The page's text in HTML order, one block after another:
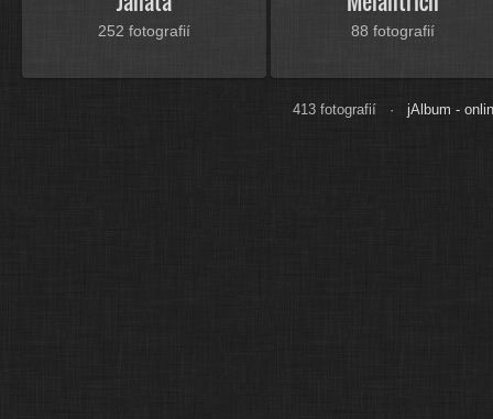
252 fotografií 88 fotografií
413 fotografií · jAlbum -